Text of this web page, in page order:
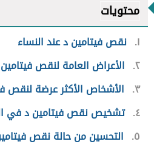
محتويات
١ نقص فيتامين د عند النساء
٢ الأعراض العامة لنقص
٣
الأشخاص الأكثر عرضة لنقص
٤ تشخيص نقص فيتامين د في
٥
التحسين من حالة نقص